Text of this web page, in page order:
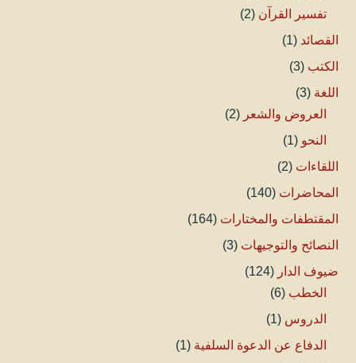
تفسير القرآن (2)
القصائد (1)
الكتب (3)
اللغة (3)
العروض والشعر (2)
النحو (1)
اللقاءات (2)
المحاضرات (140)
المقتطفات والمختارات (164)
النصائح والتوجيهات (3)
ضيوف الدار (124)
الخطب (6)
الدروس (1)
الدفاع عن الدعوة السلفية (1)